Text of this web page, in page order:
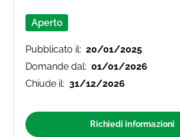
Aperto
Pubblicato il: 20/01/2025
Domande dal: 01/01/2026
Chiude il: 31/12/2026
Richiedi informazioni